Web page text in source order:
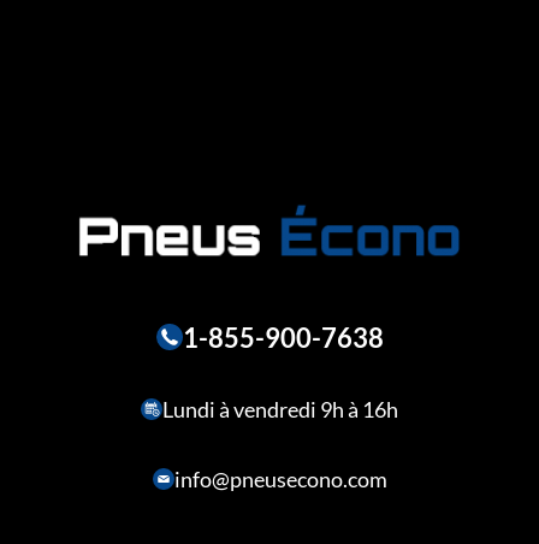
1-855-900-7638
Lundi à vendredi 9h à 16h
info@pneusecono.com